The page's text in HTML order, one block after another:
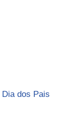
dos Pais